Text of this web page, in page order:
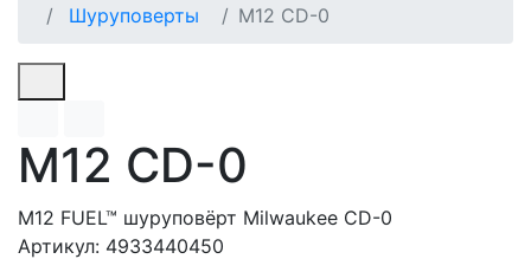
Шуруповерты
M12 CD-0
M12 CD-0
M12 FUEL™ шуруповёрт Milwaukee CD-0
Артикул: 4933440450